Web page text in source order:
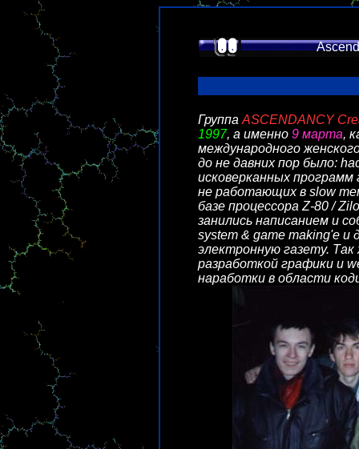
Группа ASCENDANCY
1997, а именно 9 марта,
международного
до не давних пор было:
исковерканных программ
не работающих в slow
базе процессора Z-80 /
занились написанием и
system & game making'е
электронную газету.
разработкой графики и
наработки в области